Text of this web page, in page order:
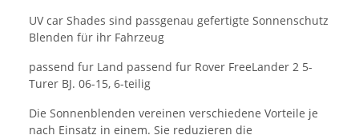
UV car Shades sind passgenau gefertigte Sonnenschutz
Blenden für ihr Fahrzeug
passend fur Land passend fur Rover FreeLander 2 5-
Turer BJ. 06-15, 6-teilig
Die Sonnenblenden vereinen verschiedene Vorteile je
nach Einsatz in einem. Sie reduzieren die